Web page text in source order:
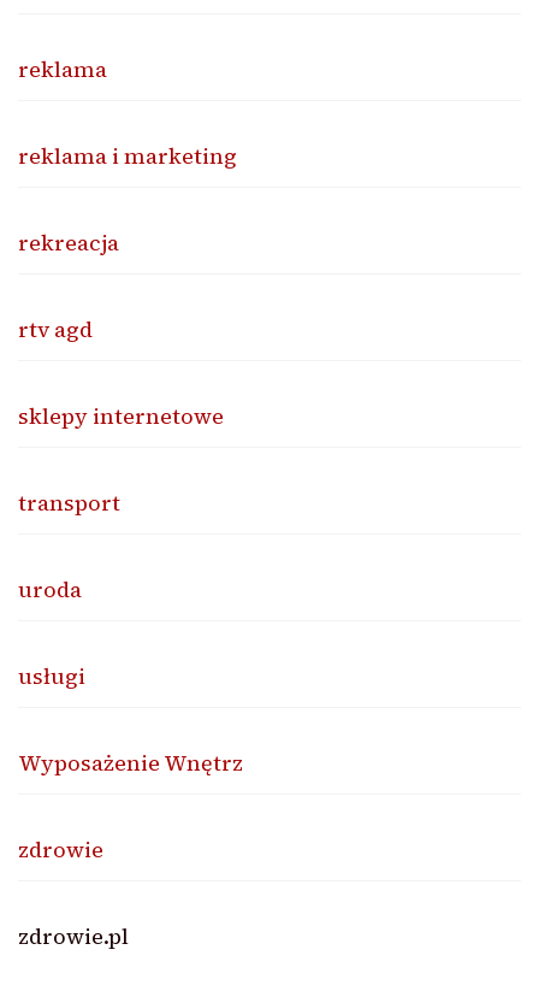
reklama
reklama i marketing
rekreacja
rtv agd
sklepy internetowe
transport
uroda
usługi
Wyposażenie Wnętrz
zdrowie
zdrowie.pl